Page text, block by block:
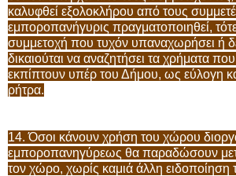
καλυφθεί εξολοκλήρου από τους
εμποροπανήγυρις πραγματοποιηθεί,
συμμετοχή που τυχόν υπαναχωρήσει ή
δικαιούται να αναζητήσει τα χρήματα
εκπίπτουν υπέρ του Δήμου, ως εύλογη
ρήτρα.
14. Όσοι κάνουν χρήση του χώρου
εμποροπανηγύρεως θα παραδώσουν
τον χώρο, χωρίς καμιά άλλη